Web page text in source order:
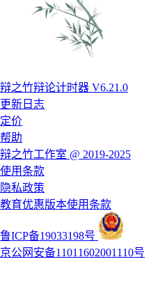
辩之竹辩论计时器 V6.21.0
更新日志
定价
帮助
辩之竹工作室 @ 2019-2025
使用条款
隐私政策
教育优惠版本使用条款
鲁ICP备19033198号
京公网安备11011602001110号